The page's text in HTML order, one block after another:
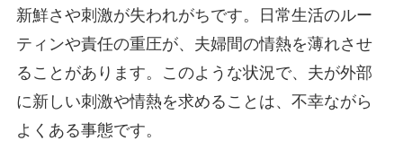
新鮮さや刺激が失われがちです。日常生活のルー
ティンや責任の重圧が、夫婦間の情熱を薄れさせ
ることがあります。このような状況で、夫が外部
に新しい刺激や情熱を求めることは、不幸ながら
よくある事態です。